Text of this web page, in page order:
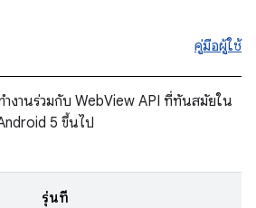
คู่มือผู้ใช้
ำงานร่วมกับ WebView API ที่ทันสมัยใน
5 ขึ้นไป
รุ่นที่